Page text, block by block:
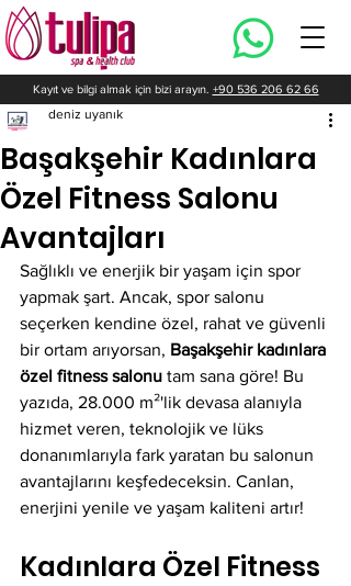
Kayıt ve bilgi almak için bizi arayın. +90 536 206 62 66
Başakşehir Kadınlara
Özel Fitness Salonu
Avantajları
deniz uyanık
Sağlıklı ve enerjik bir yaşam için spor
yapmak şart. Ancak, spor salonu
seçerken kendine özel, rahat ve güvenli
bir ortam arıyorsan, Başakşehir kadınlara
özel fitness salonu tam sana göre! Bu
yazıda, 28.000 m²'lik devasa alanıyla
hizmet veren, teknolojik ve lüks
donanımlarıyla fark yaratan bu salonun
avantajlarını keşfedeceksin. Canlan,
enerjini yenile ve yaşam kaliteni artır!
Kadınlara Özel Fitness